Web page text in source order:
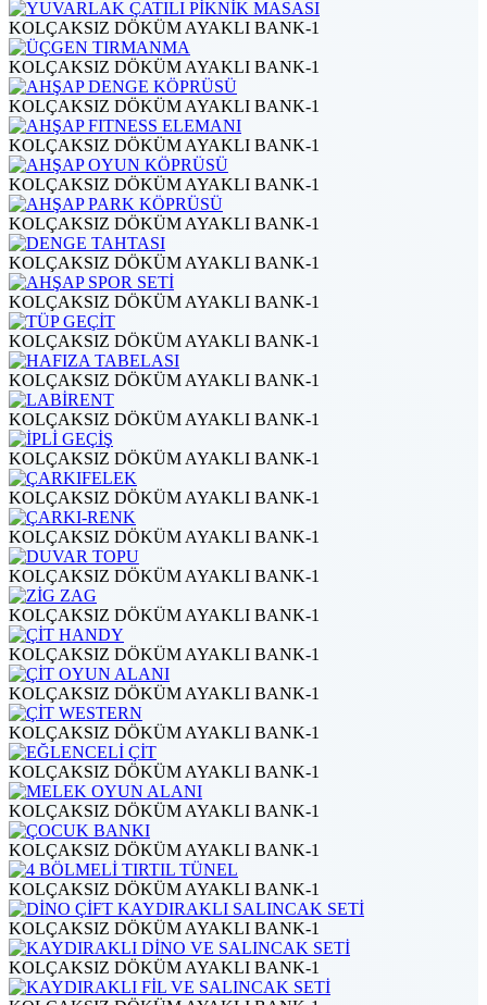
KOLÇAKSIZ DÖKÜM AYAKLI BANK-1
KOLÇAKSIZ DÖKÜM AYAKLI BANK-1
KOLÇAKSIZ DÖKÜM AYAKLI BANK-1
KOLÇAKSIZ DÖKÜM AYAKLI BANK-1
KOLÇAKSIZ DÖKÜM AYAKLI BANK-1
KOLÇAKSIZ DÖKÜM AYAKLI BANK-1
KOLÇAKSIZ DÖKÜM AYAKLI BANK-1
KOLÇAKSIZ DÖKÜM AYAKLI BANK-1
KOLÇAKSIZ DÖKÜM AYAKLI BANK-1
KOLÇAKSIZ DÖKÜM AYAKLI BANK-1
KOLÇAKSIZ DÖKÜM AYAKLI BANK-1
KOLÇAKSIZ DÖKÜM AYAKLI BANK-1
KOLÇAKSIZ DÖKÜM AYAKLI BANK-1
KOLÇAKSIZ DÖKÜM AYAKLI BANK-1
KOLÇAKSIZ DÖKÜM AYAKLI BANK-1
KOLÇAKSIZ DÖKÜM AYAKLI BANK-1
KOLÇAKSIZ DÖKÜM AYAKLI BANK-1
KOLÇAKSIZ DÖKÜM AYAKLI BANK-1
KOLÇAKSIZ DÖKÜM AYAKLI BANK-1
KOLÇAKSIZ DÖKÜM AYAKLI BANK-1
KOLÇAKSIZ DÖKÜM AYAKLI BANK-1
KOLÇAKSIZ DÖKÜM AYAKLI BANK-1
KOLÇAKSIZ DÖKÜM AYAKLI BANK-1
KOLÇAKSIZ DÖKÜM AYAKLI BANK-1
KOLÇAKSIZ DÖKÜM AYAKLI BANK-1